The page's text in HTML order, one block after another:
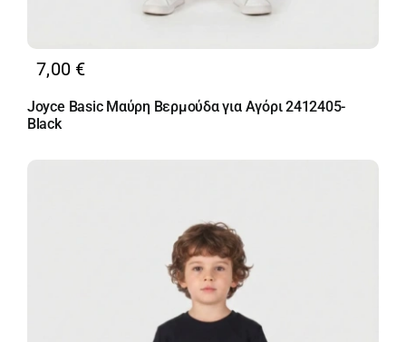
7,00 €
Joyce Basic Μαύρη Βερμούδα για Αγόρι 2412405-
Black